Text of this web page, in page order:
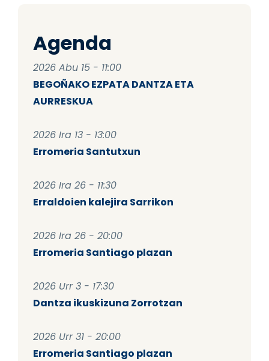
Agenda
2026 Abu 15 - 11:00
BEGOÑAKO EZPATA DANTZA ETA
AURRESKUA
2026 Ira 13 - 13:00
Erromeria Santutxun
2026 Ira 26 - 11:30
Erraldoien kalejira Sarrikon
2026 Ira 26 - 20:00
Erromeria Santiago plazan
2026 Urr 3 - 17:30
Dantza ikuskizuna Zorrotzan
2026 Urr 31 - 20:00
Erromeria Santiago plazan